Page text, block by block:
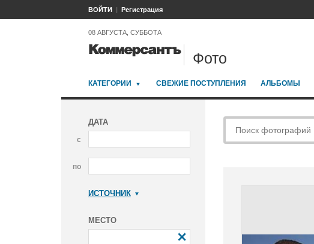
ВОЙТИ Регистрация
08 АВГУСТА, СУББОТА
Фото
КАТЕГОРИИ СВЕЖИЕ ПОСТУПЛЕНИЯ АЛЬБОМЫ
ДАТА
с
по
ИСТОЧНИК
МЕСТО